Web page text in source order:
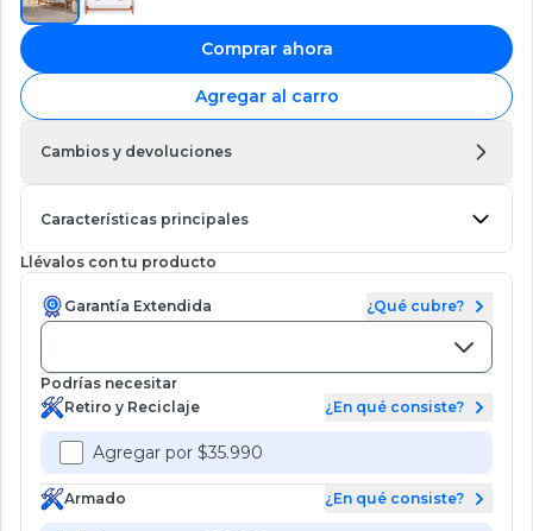
Comprar ahora
Agregar al carro
Cambios y devoluciones
Características principales
Llévalos con tu producto
Garantía Extendida ¿Qué cubre?
Podrías necesitar
Retiro y Reciclaje
¿En qué consiste?
Agregar por $35.990
Armado ¿En qué consiste?